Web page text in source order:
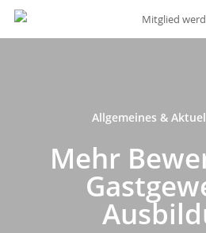
Skip
Mitglied
Allgemeines &
Mehr